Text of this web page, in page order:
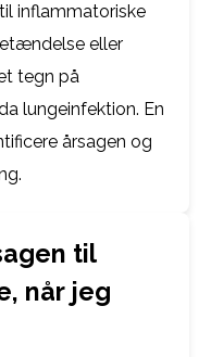
inflammatoriske
eller
tegn på
lungeinfektion. En
årsagen og
til
når jeg